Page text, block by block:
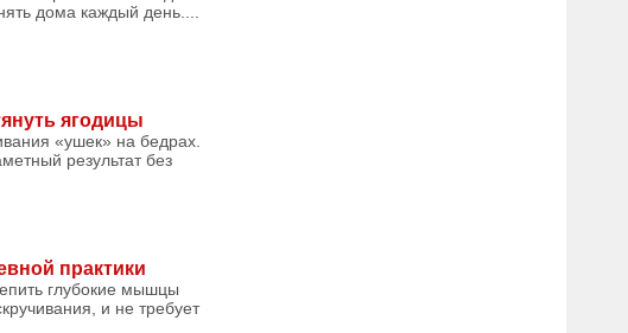
дома каждый день....
ягодицы
«ушек» на бедрах.
результат без
практики
глубокие мышцы
и не требует